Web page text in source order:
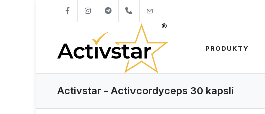
+421904262747
PRODUKTY
Activstar - Activcordyceps 30 kapslí